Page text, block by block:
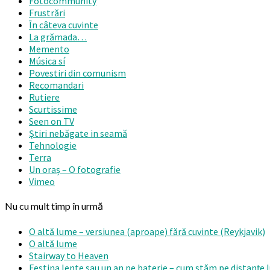
Frustrări
În câteva cuvinte
La grămada…
Memento
Música sí
Povestiri din comunism
Recomandari
Rutiere
Scurtissime
Seen on TV
Ştiri nebăgate in seamă
Tehnologie
Terra
Un oraș – O fotografie
Vimeo
Nu cu mult timp în urmă
O altă lume – versiunea (aproape) fără cuvinte (Reykjavik)
O altă lume
Stairway to Heaven
Festina lente sau un an pe baterie – cum stăm pe distanțe